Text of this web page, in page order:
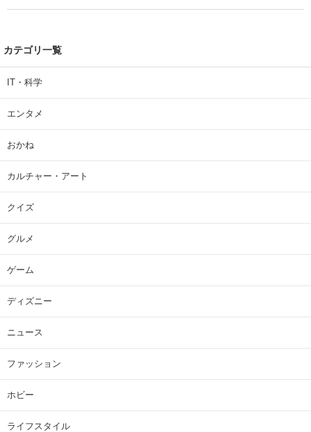
カテゴリ一覧
IT・科学
エンタメ
おかね
カルチャー・アート
クイズ
グルメ
ゲーム
ディズニー
ニュース
ファッション
ホビー
ライフスタイル